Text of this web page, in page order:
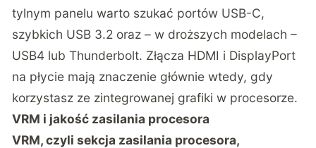
tylnym panelu warto szukać portów USB-C,
szybkich USB 3.2 oraz – w droższych modelach –
USB4 lub Thunderbolt. Złącza HDMI i DisplayPort
na płycie mają znaczenie głównie wtedy, gdy
korzystasz ze zintegrowanej grafiki w procesorze.
VRM i jakość zasilania procesora
VRM, czyli sekcja zasilania procesora,